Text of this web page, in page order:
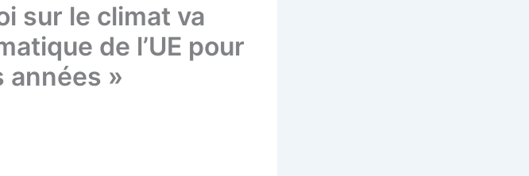
sur le climat va
de l’UE pour
années »